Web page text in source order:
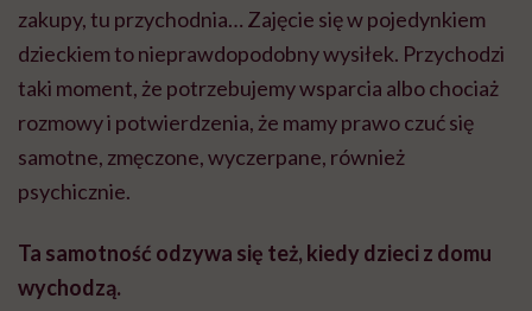
zakupy, tu przychodnia… Zajęcie się w pojedynkiem
dzieckiem to nieprawdopodobny wysiłek. Przychodzi
taki moment, że potrzebujemy wsparcia albo chociaż
rozmowy i potwierdzenia, że mamy prawo czuć się
samotne, zmęczone, wyczerpane, również
psychicznie.
Ta samotność odzywa się też, kiedy dzieci z domu
wychodzą.